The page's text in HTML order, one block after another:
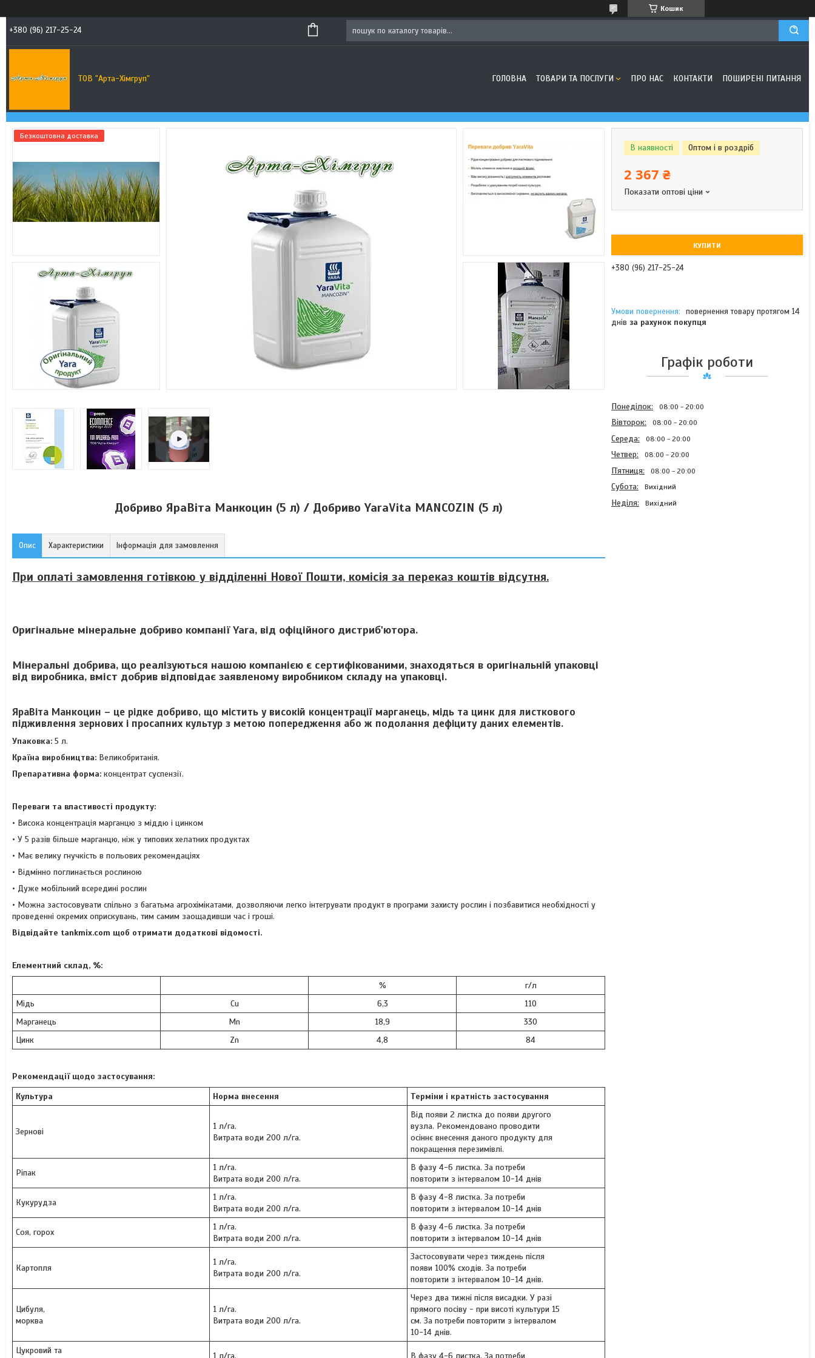
Кошик
+380 (96) 217-25-24
ТОВ "Арта-Хімгруп" ГОЛОВНА ТОВАРИ ТА ПОСЛУГИ ПРО НАС КОНТАКТИ ПОШИРЕНІ ПИТАННЯ
Безкоштовна доставка
Добриво ЯраВіта Манкоцин (5 л) / Добриво YaraVita MANCOZIN (5 л)
Опис Характеристики Інформація для замовлення
При оплаті замовлення готівкою у відділенні Нової Пошти, комісія за переказ коштів відсутня.
Оригінальне мінеральне добриво компанії Yara, від офіційного дистриб'ютора.
Мінеральні добрива, що реалізуються нашою компанією є сертифікованими, знаходяться в оригінальній упаковці
від виробника, вміст добрив відповідає заявленому виробником складу на упаковці.
ЯраВіта Манкоцин – це рідке добриво, що містить у високій концентрації марганець, мідь та цинк для листкового
підживлення зернових і просапних культур з метою попередження або ж подолання дефіциту даних елементів.
Упаковка: 5 л.
Країна виробництва: Великобританiя.
Препаративна форма: концентрат суспензії.
Переваги та властивості продукту:
• Висока концентрація марганцю з міддю і цинком
• У 5 разів більше марганцю, ніж у типових хелатних продуктах
• Має велику гнучкість в польових рекомендаціях
• Відмінно поглинається рослиною
• Дуже мобільний всередині рослин
• Можна застосовувати спільно з багатьма агрохімікатами, дозволяючи легко інтегрувати продукт в програми захисту рослин і позбавитися необхідності у
проведенні окремих оприскувань, тим самим заощадивши час і гроші.
Відвідайте tankmix.com щоб отримати додаткові відомості.
Елементний склад, %:
%
г/л
Мідь
Cu 6,3
110
Марганець
Mn 18,9
330
Цинк
Zn 4,8 84
Рекомендації щодо застосування:
Культура
Норма внесення Терміни і кратність застосування
Зернові
1 л/га.
Витрата води 200 л/га.
Від появи 2 листка до появи другого
вузла. Рекомендовано проводити
осіннє внесення даного продукту для
покращення перезимівлі.
Ріпак
1 л/га.
Витрата води 200 л/га.
В фазу 4-6 листка. За потреби
повторити з інтервалом 10-14 днів
Кукурудза
1 л/га.
Витрата води 200 л/га.
В фазу 4-8 листка. За потреби
повторити з інтервалом 10-14 днів
Соя, горох
1 л/га.
Витрата води 200 л/га.
В фазу 4-6 листка. За потреби
повторити з інтервалом 10-14 днів
Картопля
1 л/га.
Витрата води 200 л/га.
Застосовувати через тиждень після
появи 100% сходів. За потреби
повторити з інтервалом 10-14 днів.
Цибуля,
морква
1 л/га.
Витрата води 200 л/га.
Через два тижні після висадки. У разі
прямого посіву - при висоті культури 15
см. За потреби повторити з інтервалом
10-14 днів.
Цукровий та
1 л/га. В фазу 4-6 листка. За потреби
В наявності Оптом і в роздріб
2 367 ₴
Показати оптові ціни
КУПИТИ
+380 (96) 217-25-24
повернення товару протягом 14
днів за рахунок покупця
Графік роботи
Понеділок 08:00 20:00
Вівторок 08:00 20:00
Середа 08:00 20:00
Четвер 08:00 20:00
Пʼятниця 08:00 20:00
Субота Вихідний
Неділя Вихідний